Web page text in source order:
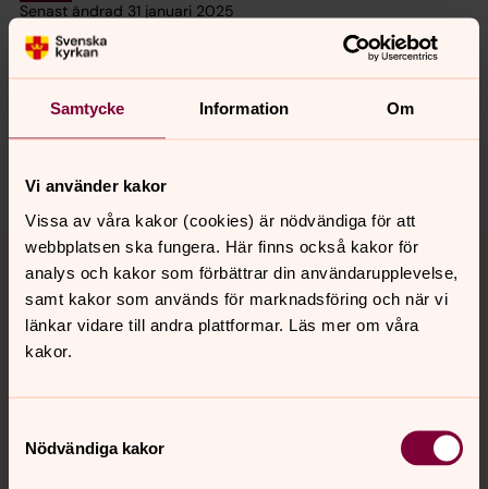
Samtycke Information Om
Vi använder kakor
Vissa av våra kakor (cookies) är nödvändiga för att
webbplatsen ska fungera. Här finns också kakor för
analys och kakor som förbättrar din användarupplevelse,
samt kakor som används för marknadsföring och när vi
länkar vidare till andra plattformar. Läs mer om våra
kakor.
Nödvändiga kakor
Senast ändrad 31 januari 2025
Synpunkter eller frågor på sidans
innehåll?
Dela
Tillbaka till toppen
Tillbaka till innehållet
Kontakt